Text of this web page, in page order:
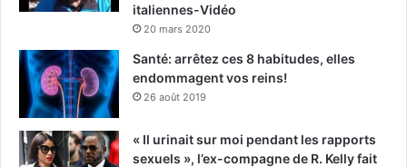
italiennes-Vidéo
20 mars 2020
Santé: arrêtez ces 8 habitudes, elles
endommagent vos reins!
26 août 2019
« Il urinait sur moi pendant les rapports
sexuels », l’ex-compagne de R. Kelly fait